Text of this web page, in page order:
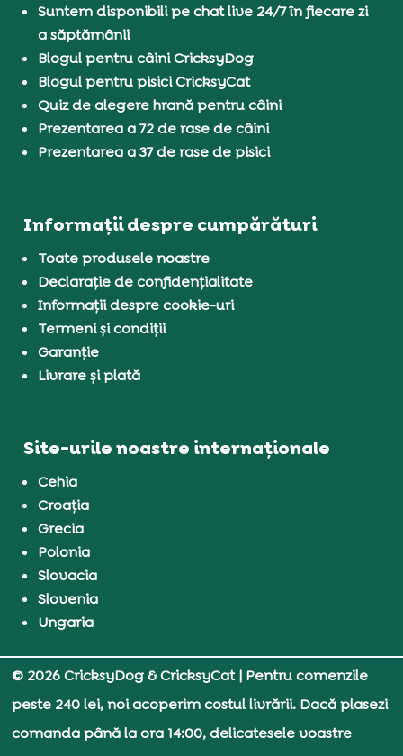
Suntem disponibili pe chat live 24/7 în fiecare zi
a săptămânii
Blogul pentru câini CricksyDog
Blogul pentru pisici CricksyCat
Quiz de alegere hrană pentru câini
Prezentarea a 72 de rase de câini
Prezentarea a 37 de rase de pisici
Informații despre cumpărături
Toate produsele noastre
Declarație de confidențialitate
Informații despre cookie-uri
Termeni și condiții
Garanție
Livrare și plată
Site-urile noastre internaționale
Cehia
Croația
Grecia
Polonia
Slovacia
Slovenia
Ungaria
© 2026 CricksyDog & CricksyCat| Pentru comenzile
peste 240 lei, noi acoperim costul livrării. Dacă plasezi
comanda până la ora 14:00, delicatesele voastre